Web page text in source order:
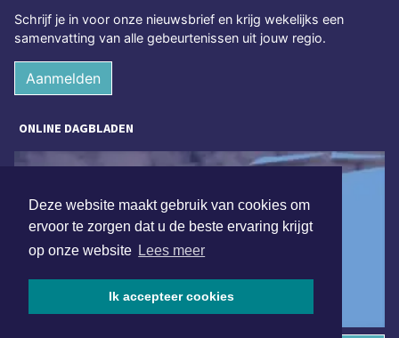
Deze website maakt gebruik van cookies om
ervoor te zorgen dat u de beste ervaring krijgt
op onze website Lees meer
Ik accepteer cookies
Schrijf je in voor onze nieuwsbrief en krijg wekelijks een
samenvatting van alle gebeurtenissen uit jouw regio.
Aanmelden
ONLINE DAGBLADEN